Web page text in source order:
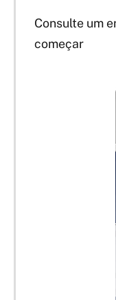
Consulte um
começar